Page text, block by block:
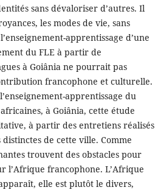
sans dévaloriser d’autres. Il
les modes de vie, sans
apprentissage d’une
du FLE à partir de
à Goiânia ne pourrait pas
francophone et culturelle.
apprentissage du
à Goiânia, cette étude
à partir des entretiens réalisés
de cette ville. Comme
trouvent des obstacles pour
l’Afrique francophone. L’Afrique
elle est plutôt le divers,